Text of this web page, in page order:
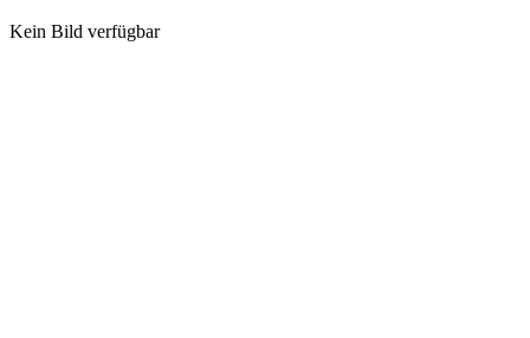
Kein Bild verfügbar